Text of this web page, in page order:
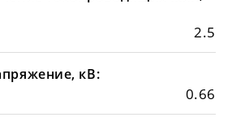
2.5
кВ:
0.66